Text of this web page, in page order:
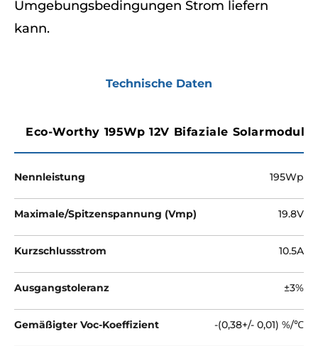
Umgebungsbedingungen Strom liefern
kann.
Technische Daten
Eco-Worthy 195Wp 12V Bifaziale Solarmodul
Nennleistung 195Wp
Maximale/Spitzenspannung (Vmp) 19.8V
Kurzschlussstrom 10.5A
Ausgangstoleranz ±3%
Gemäßigter Voc-Koeffizient -(0,38+/- 0,01) %/℃